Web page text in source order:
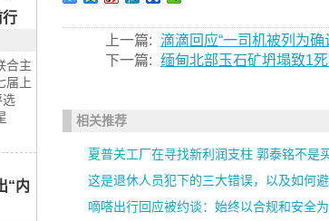
行
合主
届上
选
“内
上一篇: 滴滴回应“一司机被列为
下一篇: 缅甸北部玉石矿坍塌致1
相关推荐
夏普关工厂在寻找新利润支柱 郭泰铭不是买
这是退休人员犯下的三大错误，以及如何
嘀嗒出行回应被约谈：始终以合规和安全为